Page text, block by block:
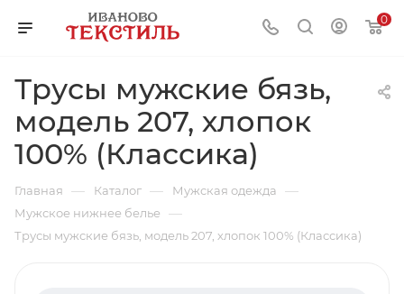
0
Трусы мужские бязь,
модель 207, хлопок
100% (Классика)
Главная — Каталог — Мужская одежда —
Мужское нижнее белье —
Трусы мужские бязь, модель 207, хлопок 100% (Классика)